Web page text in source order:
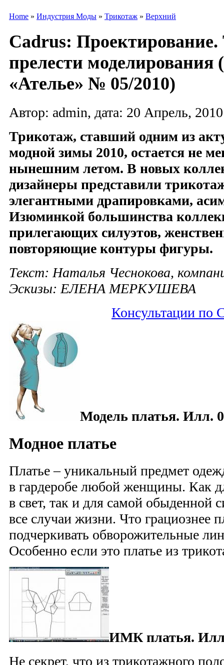
Home » Индустрия Моды » Трикотаж » Верхний
Cadrus:
прелести
«Ателье» № 05/2010)
Автор: admin, дата: 20 Апрель,
Трикотаж, ставший одним из
модной зимы 2010, остается не
нынешним летом. В новых
дизайнеры представили
элегантными драпировками,
Изюминкой большинства
прилегающих силуэтов,
повторяющие контуры фигуры.
Текст: Наталья Чеснокова,
Эскизы: ЕЛЕНА МЕРКУШЕВА
Консультации по
Модель платья. Илл.
Модное платье
Платье – уникальный предмет
в гардеробе любой женщины. Как
в свет, так и для самой обыденной
все случаи жизни. Что грациознее
подчеркивать обворожительные
Особенно если это платье из
ИМК платья.
Не секрет, что из трикотажного